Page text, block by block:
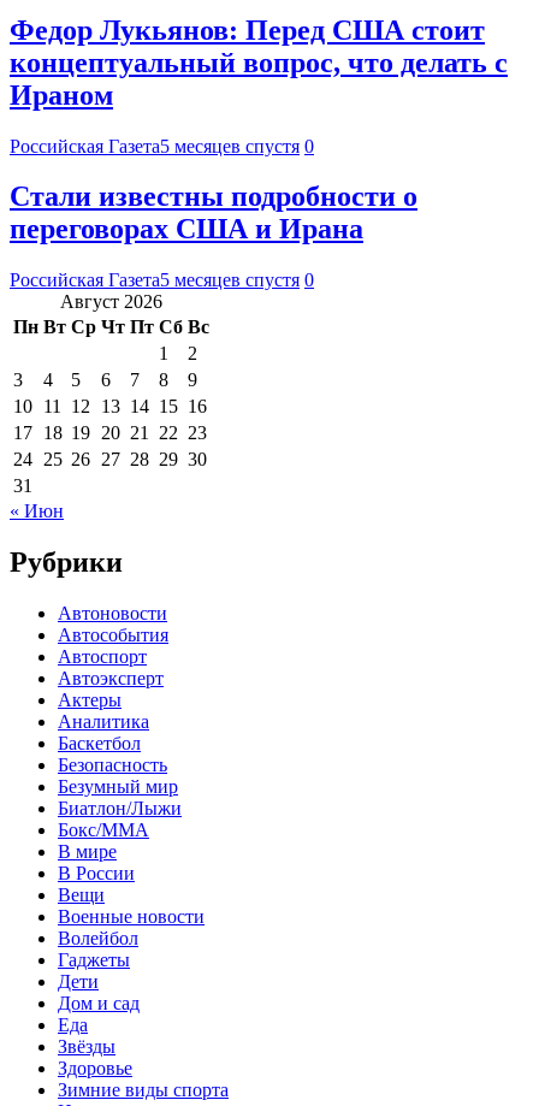
Федор Лукьянов: Перед США стоит
концептуальный вопрос, что делать с
Ираном
Российская Газета5 месяцев спустя 0
Стали известны подробности о
переговорах США и Ирана
Российская Газета5 месяцев спустя 0
Август 2026
Пн Вт Ср Чт Пт Сб Вс
1
2
3
4 5 6 7 8
9
10 11 12 13 14 15 16
17 18 19 20 21 22 23
24 25 26 27 28 29 30
31
« Июн
Рубрики
Автоновости
Автособытия
Автоспорт
Автоэксперт
Актеры
Аналитика
Баскетбол
Безопасность
Безумный мир
Биатлон/Лыжи
Бокс/MMA
В мире
В России
Вещи
Военные новости
Волейбол
Гаджеты
Дети
Дом и сад
Еда
Звёзды
Здоровье
Зимние виды спорта